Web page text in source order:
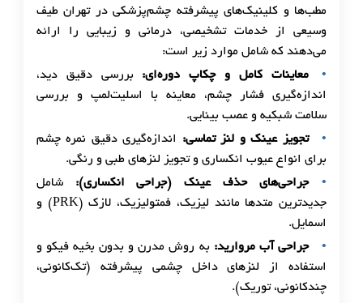
مطب‌ها و کلینیک‌های پیشرفته چشم‌پزشکی در تهران طیف
وسیعی از خدمات تشخیصی، درمانی و زیبایی را ارائه
می‌دهند که شامل موارد زیر است:
معاینات کامل و چکاپ دوره‌ای: بررسی دقیق دید،
اندازه‌گیری فشار چشم، معاینه با اسلیت‌لمپ و بررسی
سلامت شبکیه و عصب بینایی.
تجویز عینک و لنز تماسی: اندازه‌گیری دقیق نمره چشم
برای انواع عیوب انکساری و تجویز لنزهای طبی و رنگی.
جراحی‌های حذف عینک (جراحی انکساری): شامل
جدیدترین متدها مانند لیزیک، فمتولیزیک، لازک (PRK) و
اسمایل.
جراحی آب مروارید: به روش مدرن و بدون بخیه فیکو و
استفاده از لنزهای داخل چشمی پیشرفته (تک‌کانونی،
چندکانونی، توریک).